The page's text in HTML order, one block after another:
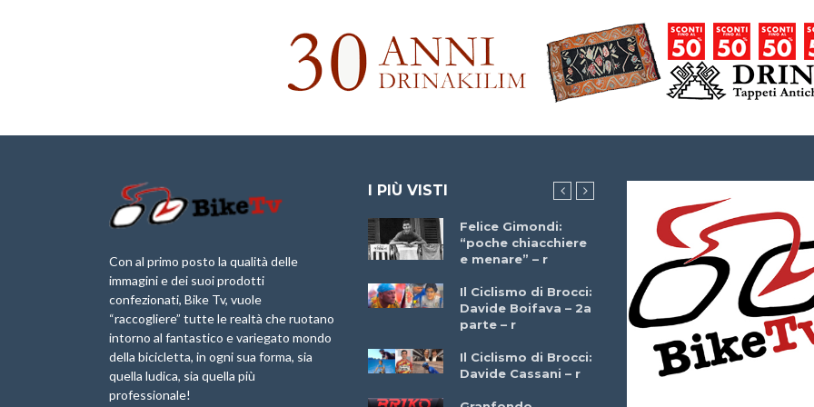
Con al primo posto la qualità delle
immagini e dei suoi prodotti
confezionati, Bike Tv, vuole
“raccogliere” tutte le realtà che ruotano
intorno al fantastico e variegato mondo
della bicicletta, in ogni sua forma, sia
quella ludica, sia quella più
professionale!
I PIÙ VISTI
Briko Torino – 11
Maggio 2025 – r
Marathon 2025”
Borghi&Castelli” –
Anteprima
1a Edizione
Granfondo
Felice Gimondi:
“poche chiacchiere
e menare” – r
Il Ciclismo di Brocci:
Davide Boifava – 2a
parte – r
Il Ciclismo di Brocci:
Davide Cassani – r
Brocci Incontra
Giuseppe Martinelli
– r
Che cos’è il
triathlon? Con
Simone Diamantini
– r